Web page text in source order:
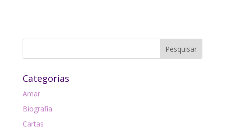
Categorias
Amar
Biografia
Cartas